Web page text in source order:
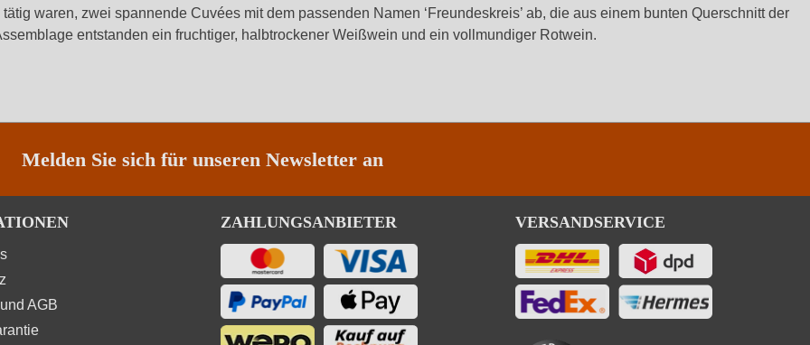
waren, zwei spannende Cuvées mit dem passenden Namen ‘Freundeskreis’ ab, die aus einem bunten Querschnitt der
entstanden ein fruchtiger, halbtrockener Weißwein und ein vollmundiger Rotwein.
Melden Sie sich für unseren Newsletter an
AGB
ZAHLUNGSANBIETER VERSANDSERVICE